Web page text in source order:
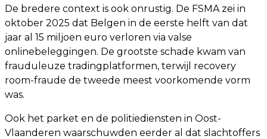
De bredere context is ook onrustig. De FSMA zei in
oktober 2025 dat Belgen in de eerste helft van dat
jaar al 15 miljoen euro verloren via valse
onlinebeleggingen. De grootste schade kwam van
frauduleuze tradingplatformen, terwijl recovery
room-fraude de tweede meest voorkomende vorm
was.
Ook het parket en de politiediensten in Oost-
Vlaanderen waarschuwden eerder al dat slachtoffers